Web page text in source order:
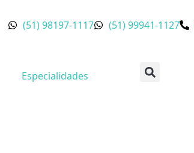
(51) 98197-1117 (51) 99941-1127
Especialidades